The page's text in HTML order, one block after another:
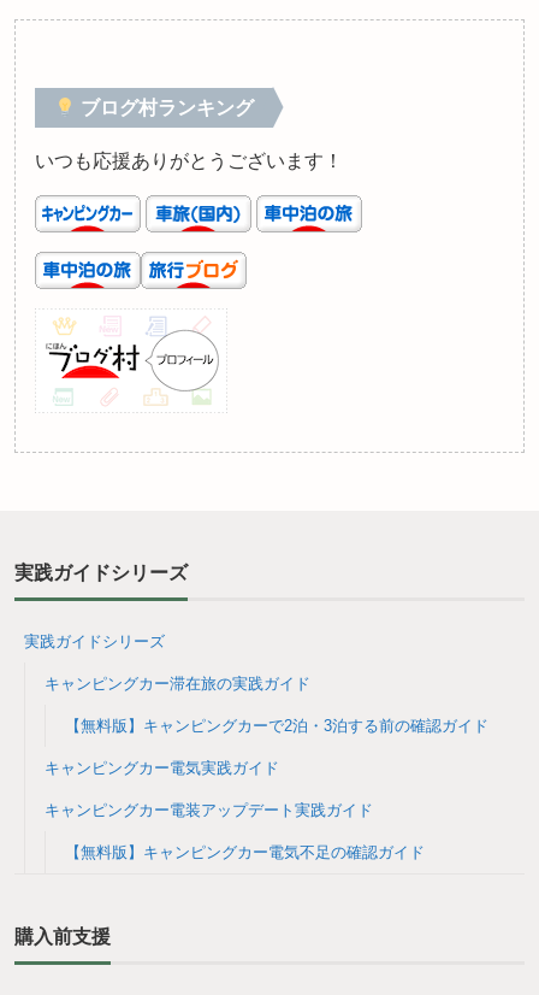
ブログ村ランキング
いつも応援ありがとうございます！
実践ガイドシリーズ
実践ガイドシリーズ
キャンピングカー滞在旅の実践ガイド
【無料版】キャンピングカーで2泊・3泊する前の確認ガイド
キャンピングカー電気実践ガイド
キャンピングカー電装アップデート実践ガイド
【無料版】キャンピングカー電気不足の確認ガイド
購入前支援